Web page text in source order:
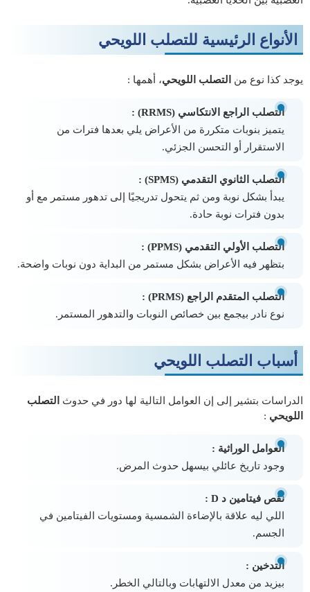
الأنواع الرئيسية للتصلب اللويحي
يوجد كذا نوع من التصلب اللويحي، أهمها :
التصلب الراجع الانتكاسي (RRMS) :
يتميز بنوبات متكررة من الأعراض يلي بعدها فترات من
الاستقرار أو التحسن الجزئي.
التصلب الثانوي التقدمي (SPMS) :
يبدأ بشكل نوبة ومن ثم يتحول تدريجيًا إلى تدهور مستمر مع أو
بدون فترات نوبة حادة.
التصلب الأولي التقدمي (PPMS) :
بتظهر فيه الأعراض بشكل مستمر من البداية دون نوبات واضحة.
التصلب المتقدم الراجع (PRMS) :
نوع نادر بيجمع بين خصائص النوبات والتدهور المستمر.
أسباب التصلب اللويحي
الدراسات بتشير إلى إن العوامل التالية لها دور في حدوث
التصلب
اللويحي :
العوامل الوراثية :
وجود تاريخ عائلي بيسهل حدوث المرض.
نقص فيتامين د D :
اللي ليه علاقة بالإضاءة الشمسية ومستويات الفيتامين في
الجسم.
التدخين :
بيزيد من معدل الالتهابات وبالتالي الخطر.